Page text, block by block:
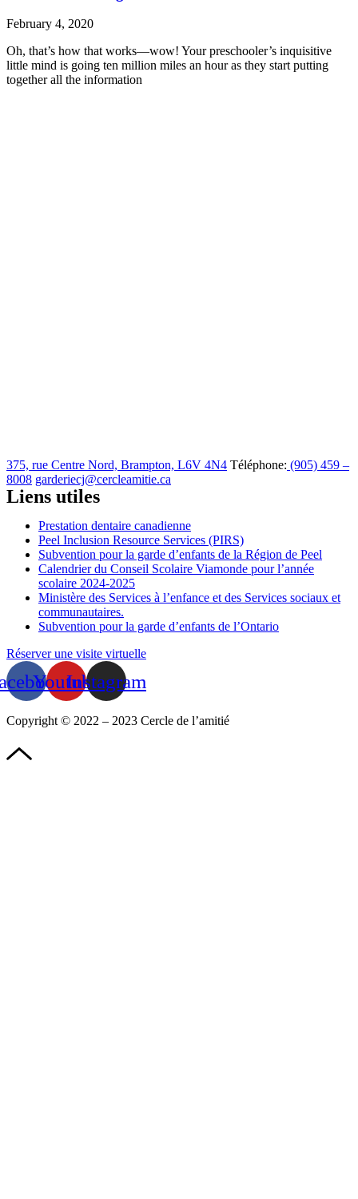
February 4, 2020
Oh, that’s how that works—wow! Your preschooler’s inquisitive
little mind is going ten million miles an hour as they start putting
together all the information
375, rue Centre Nord, Brampton, L6V 4N4 Téléphone: (905) 459 –
8008 garderiecj@cercleamitie.ca
Liens utiles
Prestation dentaire canadienne
Peel Inclusion Resource Services (PIRS)
Subvention pour la garde d’enfants de la Région de Peel
Calendrier du Conseil Scolaire Viamonde pour l’année
scolaire 2024-2025
Ministère des Services à l’enfance et des Services sociaux et
communautaires.
Subvention pour la garde d’enfants de l’Ontario
Réserver une visite virtuelle
YoutubeInstagram
Copyright © 2022 – 2023 Cercle de l’amitié